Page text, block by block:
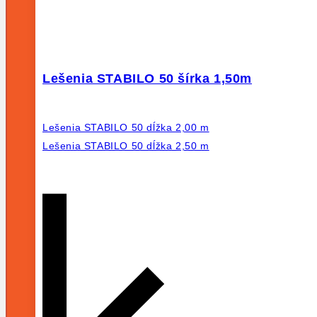
Lešenia STABILO 50 šírka 1,50m
Lešenia STABILO 50 dĺžka 2,00 m
Lešenia STABILO 50 dĺžka 2,50 m